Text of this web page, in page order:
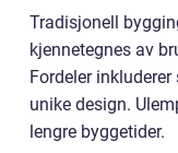
Tradisjonell
kjennetegnes av
Fordeler
unike design.
lengre byggetider.